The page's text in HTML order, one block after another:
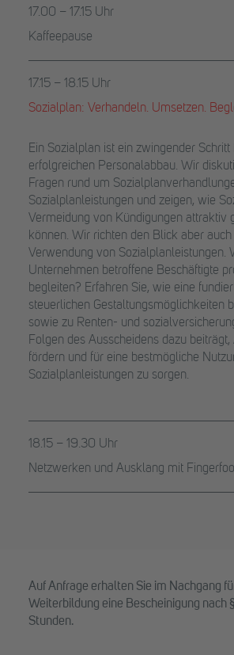
17.00 – 17.15 Uhr
Kaffeepause
17.15 – 18.15 Uhr
Sozialplan: Verhandeln. Umsetzen.
Ein Sozialplan ist ein zwingender Schritt
erfolgreichen Personalabbau. Wir
Fragen rund um
Sozialplanleistungen und zeigen, wie
Vermeidung von Kündigungen attraktiv
können. Wir richten den Blick aber
Verwendung von Sozialplanleistungen.
Unternehmen betroffene Beschäftigte
begleiten? Erfahren Sie, wie eine
steuerlichen Gestaltungsmöglichkeiten
sowie zu Renten- und
Folgen des Ausscheidens dazu beiträgt,
fördern und für eine bestmögliche
Sozialplanleistungen zu sorgen.
18.15 – 19.30 Uhr
Netzwerken und Ausklang mit
Auf Anfrage erhalten Sie im Nachgang
Weiterbildung eine Bescheinigung nach
Stunden.